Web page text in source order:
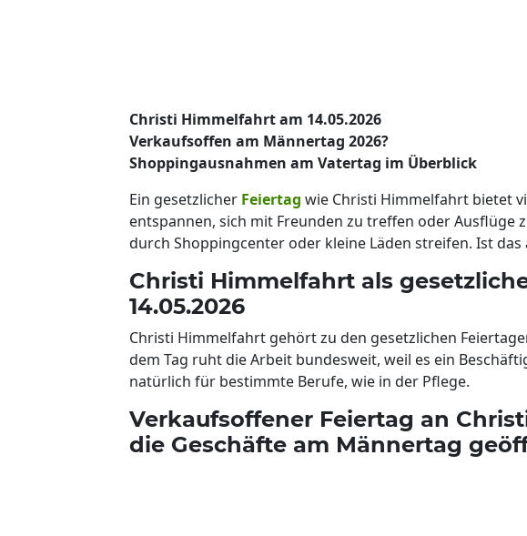
Christi Himmelfahrt am 14.05.2026
Verkaufsoffen am Männertag 2026?
Shoppingausnahmen am Vatertag im Überblick
Ein gesetzlicher Feiertag wie Christi Himmelfahrt bietet
entspannen, sich mit Freunden zu treffen oder Ausflüge
durch Shoppingcenter oder kleine Läden streifen. Ist
Christi Himmelfahrt als
14.05.2026
Christi Himmelfahrt gehört zu den gesetzlichen
dem Tag ruht die Arbeit bundesweit, weil es ein
natürlich für bestimmte Berufe, wie in der Pflege.
Verkaufsoffener Feiertag an
die Geschäfte am Männertag